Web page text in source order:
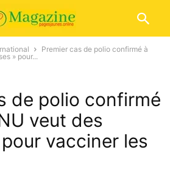
Premier cas de polio confirmé à
» pour...
de polio confirmé
veut des
vacciner les